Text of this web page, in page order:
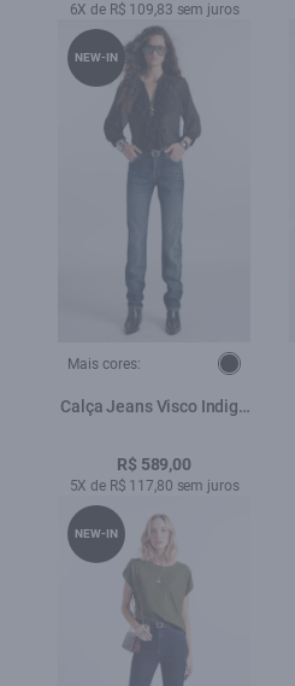
6X de R$ 109,83 sem juros
Mais cores:
Calça Jeans Visco Indigo
Lav.Escuro C/ Matiz+3d
R$ 589,00
5X de R$ 117,80 sem juros
NEW-IN
NEW-IN